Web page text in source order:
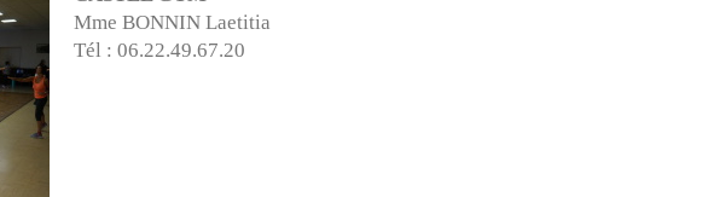
Mme BONNIN Laetitia
Tél : 06.22.49.67.20